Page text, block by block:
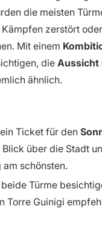
die meisten
zerstört
Mit einem
dieAussicht
ähnlich.
Ticket für den
über die Stadt
schönsten.
Türme
Torre Guinigi